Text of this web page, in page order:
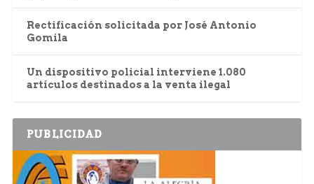
Rectificación solicitada por José Antonio
Gomila
Un dispositivo policial interviene 1.080
artículos destinados a la venta ilegal
PUBLICIDAD